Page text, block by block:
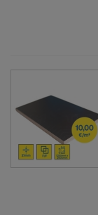
sūtīt jūsu
nākotnē,
VAI JŪS
DATU